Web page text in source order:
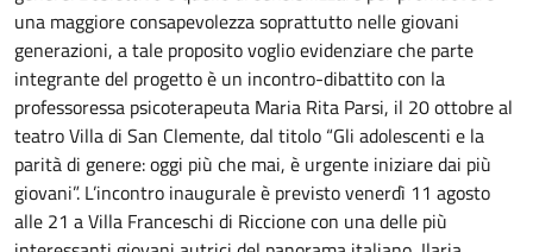
una maggiore consapevolezza soprattutto nelle giovani
generazioni, a tale proposito voglio evidenziare che parte
integrante del progetto è un incontro-dibattito con la
professoressa psicoterapeuta Maria Rita Parsi, il 20 ottobre al
teatro Villa di San Clemente, dal titolo “Gli adolescenti e la
parità di genere: oggi più che mai, è urgente iniziare dai più
giovani”. L’incontro inaugurale è previsto venerdì 11 agosto
alle 21 a Villa Franceschi di Riccione con una delle più